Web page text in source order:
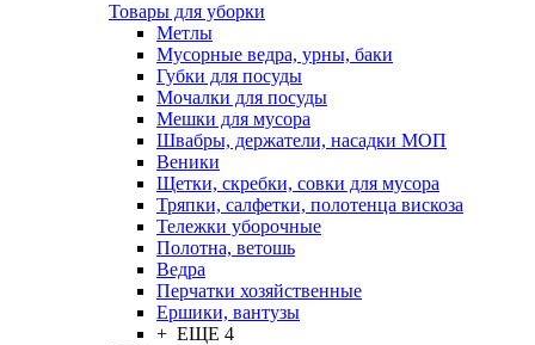
Товары для уборки
Метлы
Мусорные ведра, урны, баки
Губки для посуды
Мочалки для посуды
Мешки для мусора
Швабры, держатели, насадки МОП
Веники
Щетки, скребки, совки для мусора
Тряпки, салфетки, полотенца вискоза
Тележки уборочные
Полотна, ветошь
Ведра
Перчатки хозяйственные
Ершики, вантузы
+ ЕЩЕ 4